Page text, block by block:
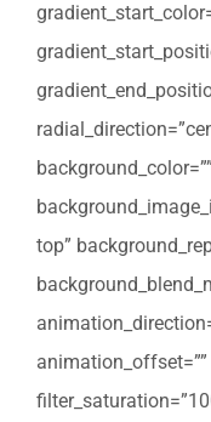
top”
animation_offset=””